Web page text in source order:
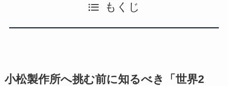
もくじ
小松製作所へ挑む前に知るべき「世界2